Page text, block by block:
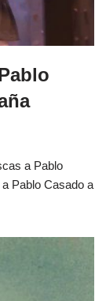
a Pablo
Pablo Casado a